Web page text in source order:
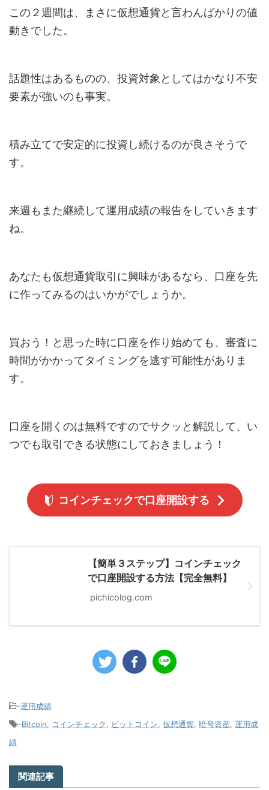
この２週間は、まさに仮想通貨と言わんばかりの値
動きでした。
話題性はあるものの、投資対象としてはかなり不安
要素が強いのも事実。
積み立てで安定的に投資し続けるのが良さそうで
す。
来週もまた継続して運用成績の報告をしていきます
ね。
あなたも仮想通貨取引に興味があるなら、口座を先
に作ってみるのはいかがでしょうか。
買おう！と思った時に口座を作り始めても、審査に
時間がかかってタイミングを逃す可能性がありま
す。
口座を開くのは無料ですのでサクッと解説して、い
つでも取引できる状態にしておきましょう！
コインチェックで口座開設する
【簡単３ステップ】コインチェック
で口座開設する方法【完全無料】
pichicolog.com
-運用成績
-Bitcoin, コインチェック, ビットコイン, 仮想通貨, 暗号資産, 運用成
績
関連記事